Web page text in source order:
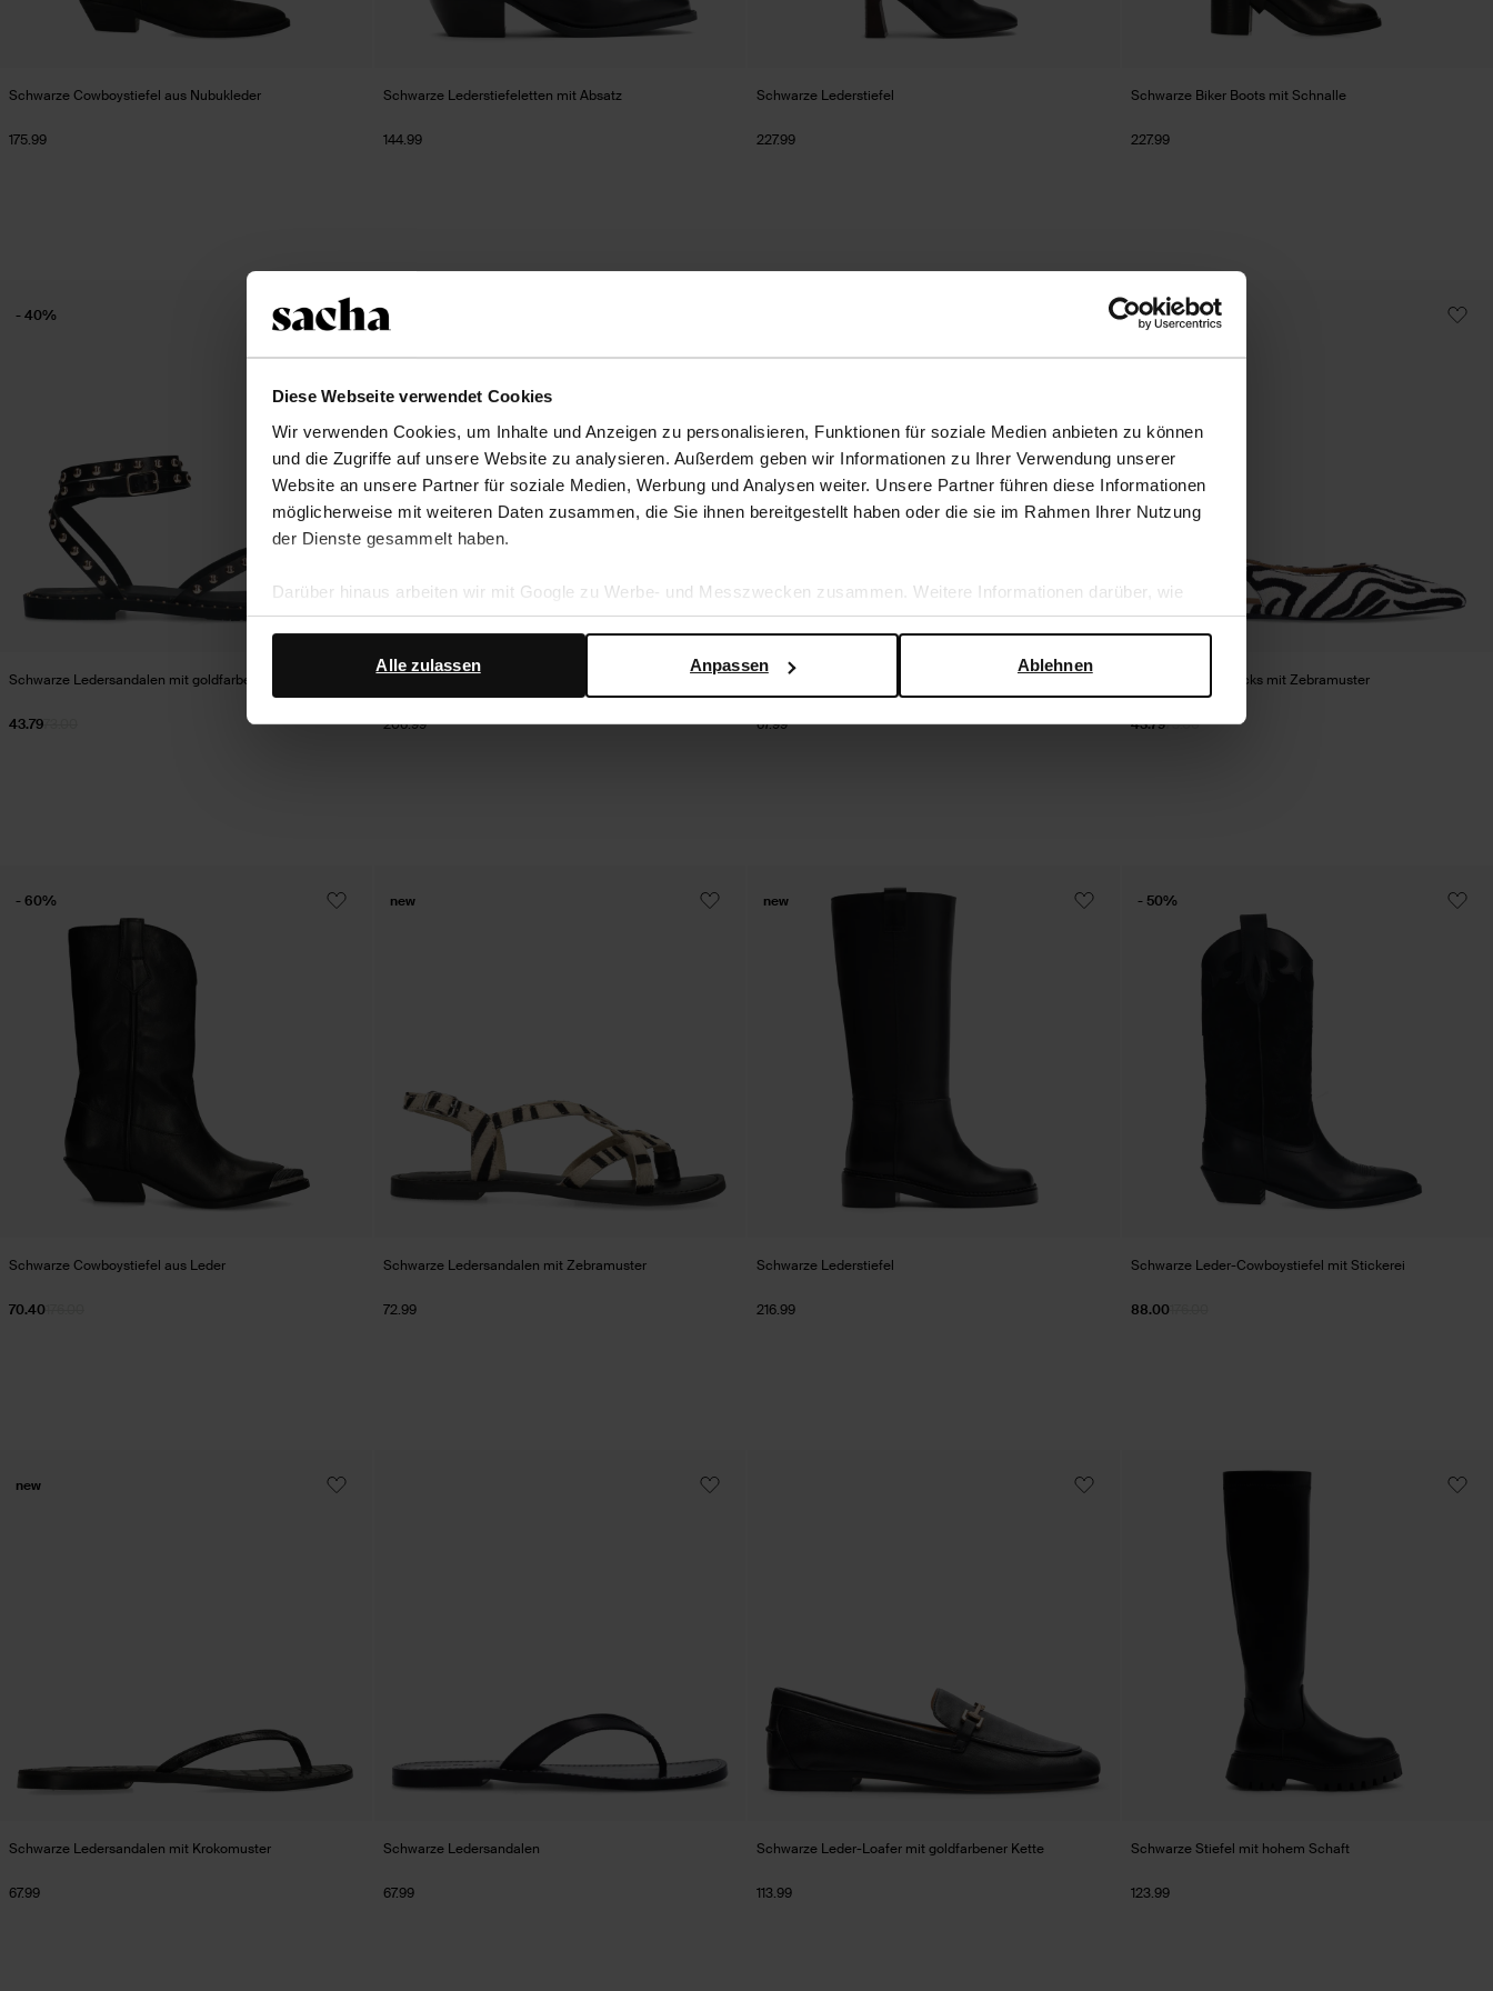
Diese Webseite verwendet Cookies
Wir verwenden Cookies, um Inhalte und Anzeigen zu personalisieren, Funktionen für soziale Medien anbieten zu können
und die Zugriffe auf unsere Website zu analysieren. Außerdem geben wir Informationen zu Ihrer Verwendung unserer
Website an unsere Partner für soziale Medien, Werbung und Analysen weiter. Unsere Partner führen diese Informationen
möglicherweise mit weiteren Daten zusammen, die Sie ihnen bereitgestellt haben oder die sie im Rahmen Ihrer Nutzung
der Dienste gesammelt haben.
Darüber hinaus arbeiten wir mit Google zu Werbe- und Messzwecken zusammen. Weitere Informationen darüber, wie
Google Ihre personenbezogenen Daten verwendet, finden Sie auf derSeite zur geschäftlichen Sicherheit und zum
Ablehnen
Anpassen
Alle zulassen
Schwarze Cowboystiefel aus Nubukleder
175.99
Schwarze Lederstiefeletten mit Absatz
144.99
Schwarze Lederstiefel
227.99
Schwarze Biker Boots mit Schnalle
227.99
Schwarze Ledersandalen mit goldfarbenen Nieten
43.79
- 40%
206.99
Schwarze Mules mit Absatz
67.99
Schwarze Slingbacks mit Zebramuster
73.00
43.79
- 40%
Schwarze Cowboystiefel aus Leder
70.40
- 60%
Schwarze Ledersandalen mit Zebramuster
72.99
new
Schwarze Lederstiefel
216.99
new
Schwarze Leder-Cowboystiefel mit Stickerei
176.00
88.00
- 50%
Schwarze Ledersandalen mit Krokomuster
67.99
new
Schwarze Ledersandalen
67.99
Schwarze Leder-Loafer mit goldfarbener Kette
113.99
Schwarze Stiefel mit hohem Schaft
123.99